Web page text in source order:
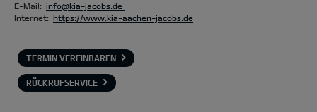
E-Mail: info@kia-jacobs.de
Internet: https://www.kia-aachen-jacobs.de
TERMIN VEREINBAREN
RÜCKRUFSERVICE